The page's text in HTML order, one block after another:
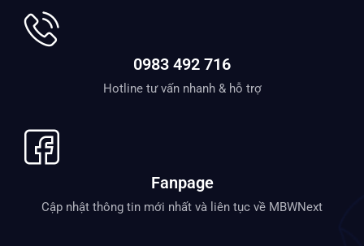
0983 492 716
Hotline tư vấn nhanh & hỗ trợ
Fanpage
Cập nhật thông tin mới nhất và liên tục về MBWNext